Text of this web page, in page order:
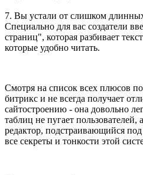
7. Вы устали от слишком
Специально для вас создатели
страниц", которая разбивает
которые удобно читать.
Смотря на список всех плюсов
битрикс и не всегда получает
сайтостроению - она довольно
таблиц не пугает
редактор, подстраивающийся
все секреты и тонкости этой